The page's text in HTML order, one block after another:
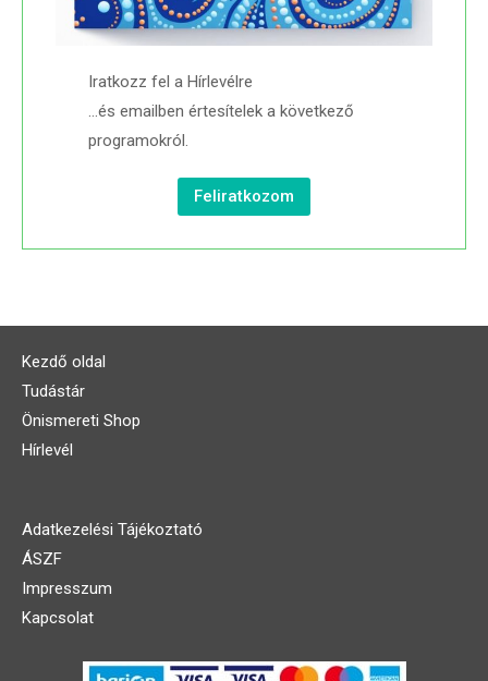
Iratkozz fel a Hírlevélre
…és emailben értesítelek a következő
programokról.
Feliratkozom
Kezdő oldal
Tudástár
Önismereti Shop
Hírlevél
Adatkezelési Tájékoztató
ÁSZF
Impresszum
Kapcsolat